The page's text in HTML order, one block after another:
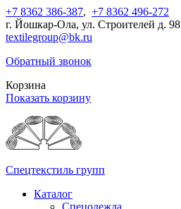
+7 8362 386-387, +7 8362 496-272
г. Йошкар-Ола, ул. Строителей д. 98
textilegroup@bk.ru
Обратный звонок
Корзина
Показать корзину
Спецтекстиль групп
Каталог
Спецодежда